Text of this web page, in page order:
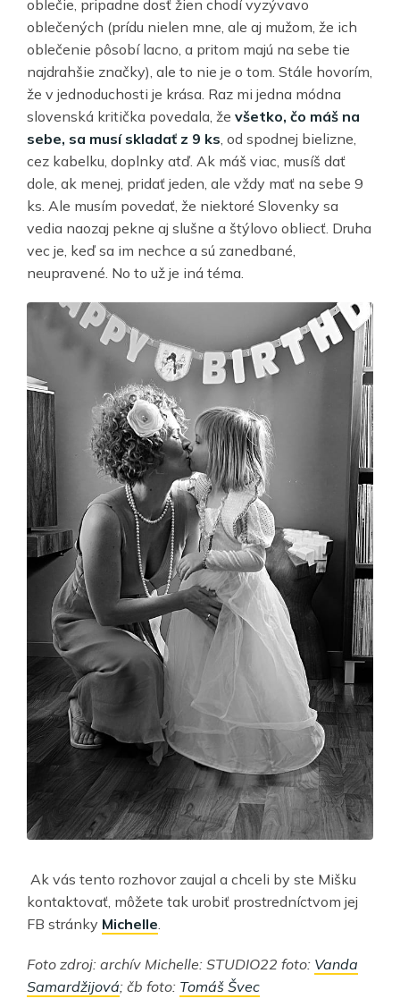
oblečie, pripadne dosť žien chodí vyzývavo
oblečených (prídu nielen mne, ale aj mužom, že ich
oblečenie pôsobí lacno, a pritom majú na sebe tie
najdrahšie značky), ale to nie je o tom. Stále hovorím,
že v jednoduchosti je krása. Raz mi jedna módna
slovenská kritička povedala, že všetko, čo máš na
sebe, sa musí skladať z 9 ks, od spodnej bielizne,
cez kabelku, doplnky atď. Ak máš viac, musíš dať
dole, ak menej, pridať jeden, ale vždy mať na sebe 9
ks. Ale musím povedať, že niektoré Slovenky sa
vedia naozaj pekne aj slušne a štýlovo obliecť. Druha
vec je, keď sa im nechce a sú zanedbané,
neupravené. No to už je iná téma.
Ak vás tento rozhovor zaujal a chceli by ste Mišku
kontaktovať, môžete tak urobiť prostredníctvom jej
FB stránky Michelle.
Foto zdroj: archív Michelle: STUDIO22 foto: Vanda
Samardžijová; čb foto: Tomáš Švec